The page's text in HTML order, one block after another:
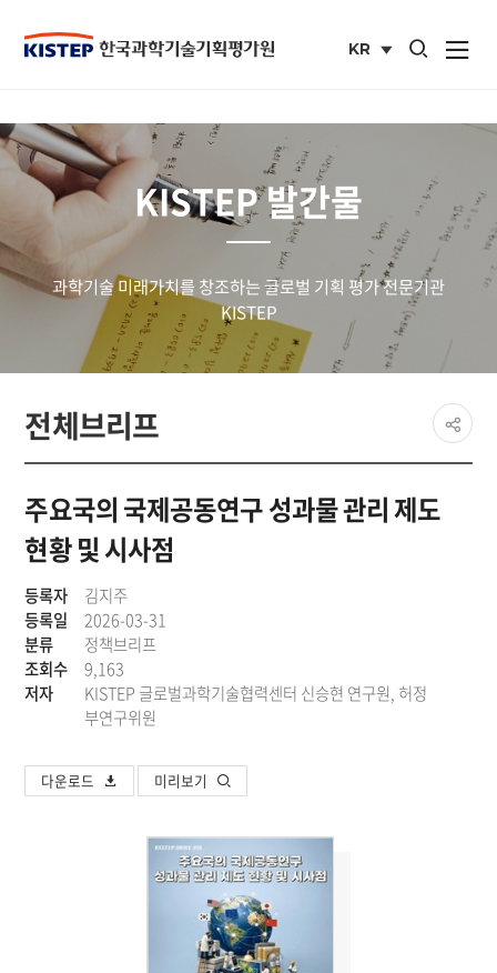
KR
통합검색 열기
사이트맵
KISTEP 발간물
과학기술 미래가치를 창조하는 글로벌 기획 평가 전문기관
KISTEP
전체브리프
페이지
공유
share
주요국의 국제공동연구 성과물 관리 제도
현황 및 시사점
등록자
김지주
등록일
2026-03-31
분류
정책브리프
조회수
9,163
저자
KISTEP 글로벌과학기술협력센터 신승현 연구원, 허정
부연구위원
다운로드 미리보기